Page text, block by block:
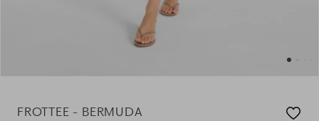
FROTTEE - BERMUDA